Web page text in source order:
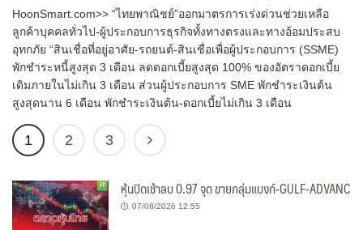
HoonSmart.com>> “ไทยพาณิชย์”ออกมาตรการเร่งด่วนช่วยเหลือ
ลูกค้าบุคคลทั่วไป-ผู้ประกอบการธุรกิจทั้งทางตรงและทางอ้อมประสบ
อุทกภัย “สินเชื่อที่อยู่อาศัย-รถยนต์-สินเชื่อเพื่อผู้ประกอบการ (SSME)
พักชำระหนี้สูงสุด 3 เดือน ลดดอกเบี้ยสูงสุด 100% ของอัตราดอกเบี้ย
เดิมภายในไม่เกิน 3 เดือน ส่วนผู้ประกอบการ SME พักชำระเงินต้น
สูงสุดนาน 6 เดือน พักชำระเงินต้น-ดอกเบี้ยไม่เกิน 3 เดือน
1 2 3
หุ้นปิดเช้าลบ 0.97 จุด ขายกลุ่มแบงก์-GULF-ADVANC
07/08/2026 12:55